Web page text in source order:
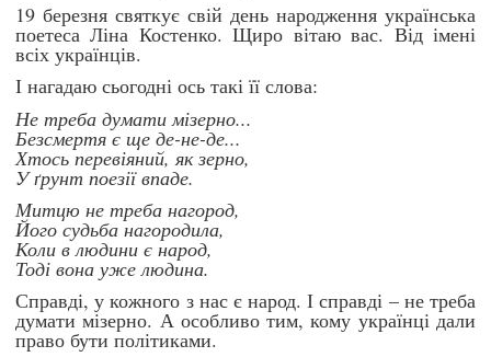
19 березня святкує свій день народження українська
поетеса Ліна Костенко. Щиро вітаю вас. Від імені
всіх українців.
І нагадаю сьогодні ось такі її слова:
Не треба думати мізерно...
Безсмертя є ще де-не-де...
Хтось перевіяний, як зерно,
У ґрунт поезії впаде.
Митцю не треба нагород,
Його судьба нагородила,
Коли в людини є народ,
Тоді вона уже людина.
Справді, у кожного з нас є народ. І справді – не треба
думати мізерно. А особливо тим, кому українці дали
право бути політиками.